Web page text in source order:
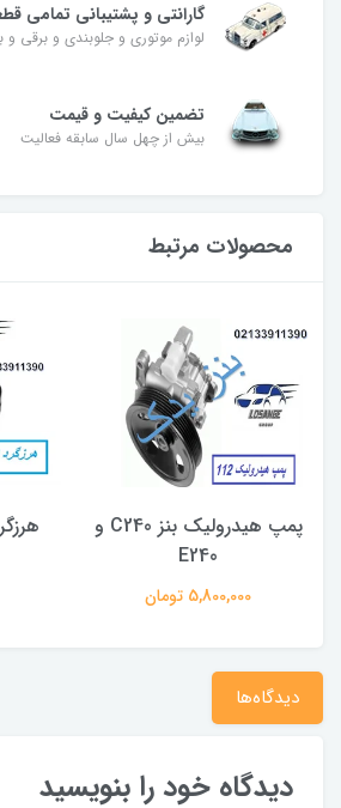
گارانتی و پشتیبانی تمامی
لوازم موتوری و جلوبندی و برقی و
تضمین کیفیت و قیمت
بیش از چهل سال سابقه فعالیت
محصولات مرتبط
پمپ هیدرولیک بنز C240 و
E240
5,800,000 تومان
دیدگاه‌ها
دیدگاه خود را بنویسید